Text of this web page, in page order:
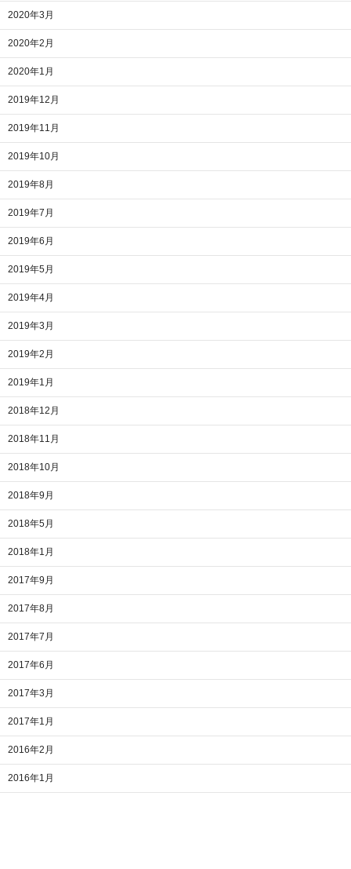
2020年3月
2020年2月
2020年1月
2019年12月
2019年11月
2019年10月
2019年8月
2019年7月
2019年6月
2019年5月
2019年4月
2019年3月
2019年2月
2019年1月
2018年12月
2018年11月
2018年10月
2018年9月
2018年5月
2018年1月
2017年9月
2017年8月
2017年7月
2017年6月
2017年3月
2017年1月
2016年2月
2016年1月